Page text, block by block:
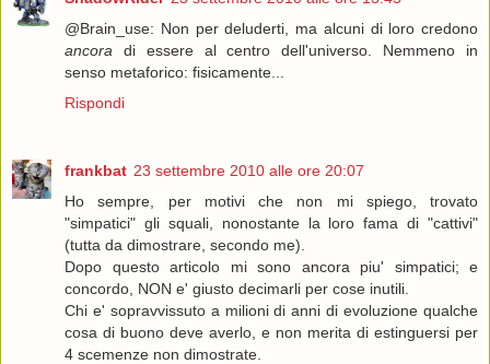
@Brain_use: Non per deluderti, ma alcuni di loro credono
ancora di essere al centro dell'universo. Nemmeno in
senso metaforico: fisicamente...
Rispondi
frankbat 23 settembre 2010 alle ore 20:07
Ho sempre, per motivi che non mi spiego, trovato
"simpatici" gli squali, nonostante la loro fama di "cattivi"
(tutta da dimostrare, secondo me).
Dopo questo articolo mi sono ancora piu' simpatici; e
concordo, NON e' giusto decimarli per cose inutili.
Chi e' sopravvissuto a milioni di anni di evoluzione qualche
cosa di buono deve averlo, e non merita di estinguersi per
4 scemenze non dimostrate.